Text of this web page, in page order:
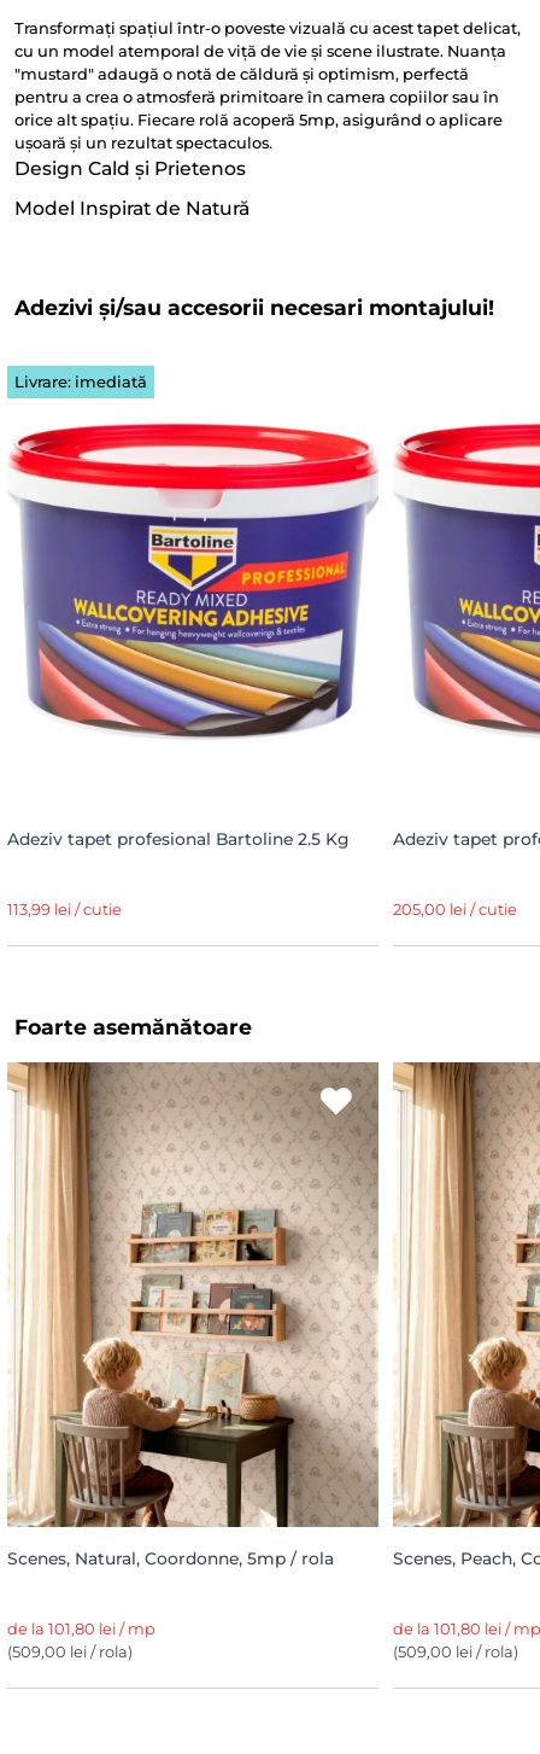
Transformați spațiul într-o poveste vizuală cu acest tapet delicat,
cu un model atemporal de viță de vie și scene ilustrate. Nuanța
"mustard" adaugă o notă de căldură și optimism, perfectă
pentru a crea o atmosferă primitoare în camera copiilor sau în
orice alt spațiu. Fiecare rolă acoperă 5mp, asigurând o aplicare
ușoară și un rezultat spectaculos.
Design Cald și Prietenos
Model Inspirat de Natură
Adezivi și/sau accesorii necesari montajului!
Livrare: imediată
Adeziv tapet profesional Bartoline 2.5 Kg
113,99 lei / cutie
Adeziv tapet
205,00 lei / cutie
Foarte asemănătoare
Scenes, Natural, Coordonne, 5mp / rola
de la 101,80 lei / mp
(509,00 lei / rola)
Scenes, Peach,
de la 101,80 lei / mp
(509,00 lei / rola)